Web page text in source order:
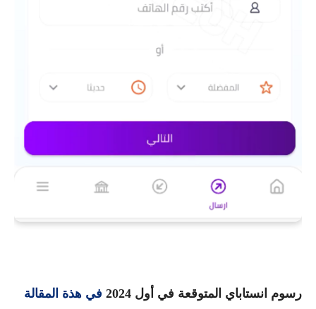
رسوم انستاباي المتوقعة في أول 2024 في هذة المقالة